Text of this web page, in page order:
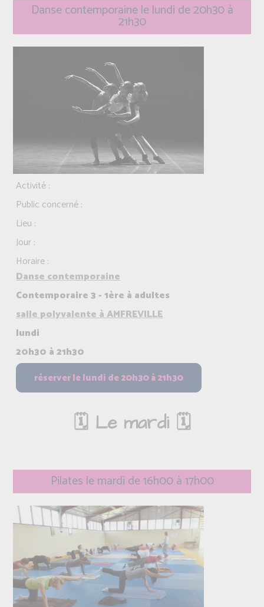
Danse contemporaine le lundi de 20h30 à
21h30
Activité :
Public concerné :
Lieu :
Jour :
Horaire :
Danse contemporaine
Contemporaire 3 - 1ère à adultes
salle polyvalente à AMFREVILLE
lundi
20h30 à 21h30
🗓️ Le mardi 🗓️
Pilates le mardi de 16h00 à 17h00